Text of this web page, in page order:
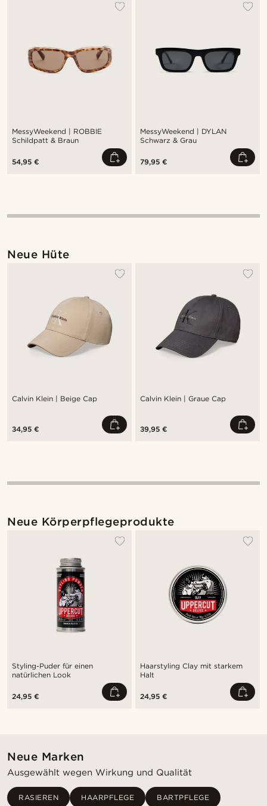
MessyWeekend | ROBBIE
Schildpatt & Braun
54,95 €
MessyWeekend | DYLAN
Schwarz & Grau
79,95 €
Neue Hüte
Calvin Klein | Beige Cap
34,95 €
Calvin Klein | Graue Cap
39,95 €
Neue Körperpflegeprodukte
Styling-Puder für einen
natürlichen Look
24,95 €
Haarstyling Clay mit starkem
Halt
24,95 €
Neue Marken
Ausgewählt wegen Wirkung und Qualität
RASIEREN HAARPFLEGE BARTPFLEGE